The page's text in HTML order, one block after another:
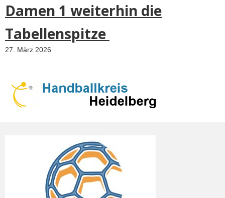
Damen 1 weiterhin die
Tabellenspitze
27. März 2026